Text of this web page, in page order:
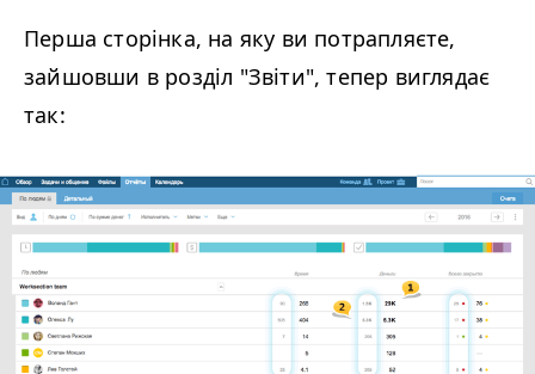
Перша сторінка, на яку ви потрапляєте,
зайшовши в розділ "Звіти", тепер виглядає
так: